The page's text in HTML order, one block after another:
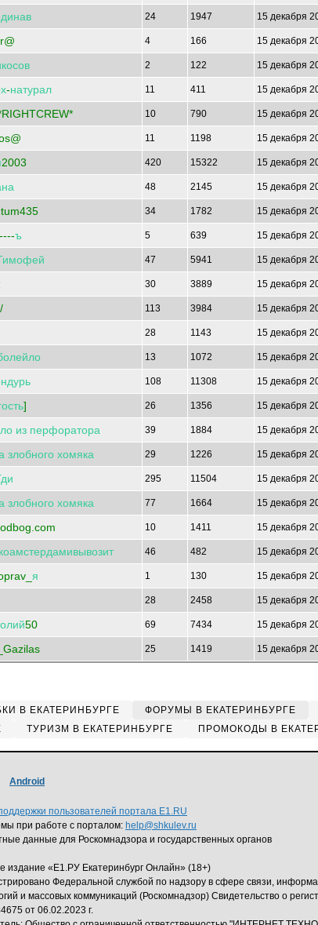
24 1947 15 декабря
4 166 15 декабря
2 122 15 декабря
-натурал 11 411 15 декабря
10 790 15 декабря
11 1198 15 декабря
2003 420 15322 15 декабря
48 2145 15 декабря
34 1782 15 декабря
ъ 5 639 15 декабря
47 5941 15 декабря
30 3889 15 декабря
113 3984 15 декабря
28 1143 15 декабря
13 1072 15 декабря
108 11308 15 декабря
] 26 1356 15 декабря
из перфоратора 39 1884 15 декабря
злобного хомяка 29 1226 15 декабря
295 11504 15 декабря
злобного хомяка 77 1664 15 декабря
10 1411 15 декабря
46 482 15 декабря
я 1 130 15 декабря
28 2458 15 декабря
50 69 7434 15 декабря
25 1419 15 декабря
В ЕКАТЕРИНБУРГЕ ФОРУМЫ В ЕКАТЕРИНБУРГЕ
ТУРИЗМ В ЕКАТЕРИНБУРГЕ ПРОМОКОДЫ В
Android
пользователей портала E1.RU
при работе с порталом: help@shkulev.ru
данные для Роскомнадзора и государственных органов
издание «Е1.РУ Екатеринбург Онлайн» (18+)
Федеральной службой по надзору в сфере связи,
и массовых коммуникаций (Роскомнадзор) Свидетельство о
от 06.02.2023 г.